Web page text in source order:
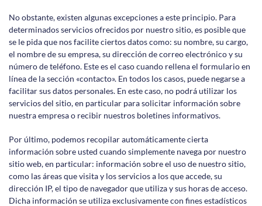
No obstante, existen algunas excepciones a este principio. Para
determinados servicios ofrecidos por nuestro sitio, es posible que
se le pida que nos facilite ciertos datos como: su nombre, su cargo,
el nombre de su empresa, su dirección de correo electrónico y su
número de teléfono. Este es el caso cuando rellena el formulario en
línea de la sección «contacto». En todos los casos, puede negarse a
facilitar sus datos personales. En este caso, no podrá utilizar los
servicios del sitio, en particular para solicitar información sobre
nuestra empresa o recibir nuestros boletines informativos.
Por último, podemos recopilar automáticamente cierta
información sobre usted cuando simplemente navega por nuestro
sitio web, en particular: información sobre el uso de nuestro sitio,
como las áreas que visita y los servicios a los que accede, su
dirección IP, el tipo de navegador que utiliza y sus horas de acceso.
Dicha información se utiliza exclusivamente con fines estadísticos